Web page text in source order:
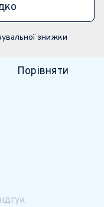
знижки
Порівняти